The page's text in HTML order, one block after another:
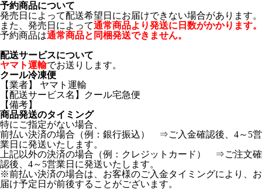
予約商品について
発売日によって配送希望日にお届けできない場合があります。
また、発売日によって通常商品より発送に日数がかかります。
予約商品は通常商品と同梱発送できません。
配送サービスについて
ヤマト運輸でお送りします。
クール冷凍便
【業者】 ヤマト運輸
【配送サービス名】クール宅急便
【備考】
商品発送のタイミング
特にご指定がない場合、
前払い決済の場合（例：銀行振込） ⇒ご入金確認後、4～5営
業日に発送いたします。
上記以外の決済の場合（例：クレジットカード） ⇒ご注文確
認後、4～5営業日に発送いたします。
※前払い決済の場合は、お客様のご入金タイミングにより、お
届け予定日が前後することがございます。